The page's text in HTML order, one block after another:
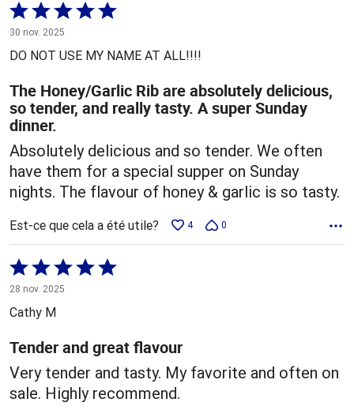
Coté
5 sur
5
30 nov. 2025
DO NOT USE MY NAME AT ALL!!!!
The Honey/Garlic Rib are absolutely delicious,
so tender, and really tasty. A super Sunday
dinner.
Absolutely delicious and so tender. We often
have them for a special supper on Sunday
nights. The flavour of honey & garlic is so tasty.
Est-ce que cela a été utile? 4 0
Coté
5 sur
5
28 nov. 2025
Cathy M
Tender and great flavour
Very tender and tasty. My favorite and often on
sale. Highly recommend.